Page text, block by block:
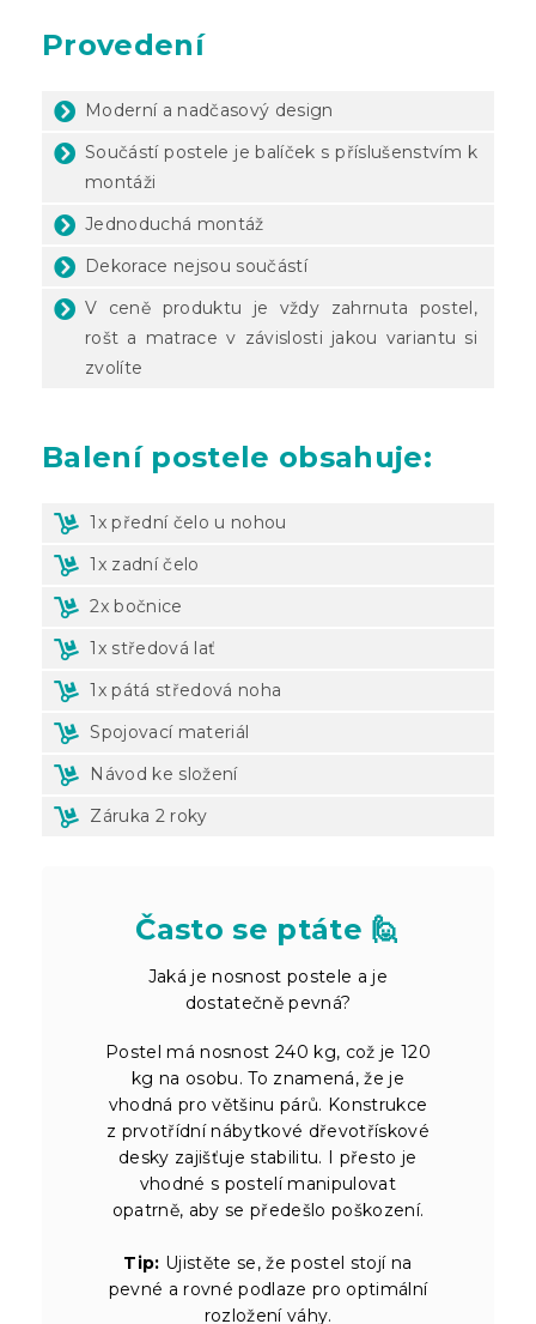
Provedení
Moderní a nadčasový design
Součástí postele je balíček s příslušenstvím k
montáži
Jednoduchá montáž
Dekorace nejsou součástí
V ceně produktu je vždy zahrnuta postel,
rošt a matrace v závislosti jakou variantu si
zvolíte
Balenípostele obsahuje:
1x přední čelo u nohou
1x zadní čelo
2x bočnice
1x středová lať
1x pátá středová noha
Spojovací materiál
Návod ke složení
Záruka 2 roky
Často se ptáte 🙋
Jaká je nosnost postele a je
dostatečně pevná?
Postel má nosnost 240 kg, což je 120
kg na osobu. To znamená, že je
vhodná pro většinu párů. Konstrukce
z prvotřídní nábytkové dřevotřískové
desky zajišťuje stabilitu. I přesto je
vhodné s postelí manipulovat
opatrně, aby se předešlo poškození.
Tip: Ujistěte se, že postel stojí na
pevné a rovné podlaze pro optimální
rozložení váhy.